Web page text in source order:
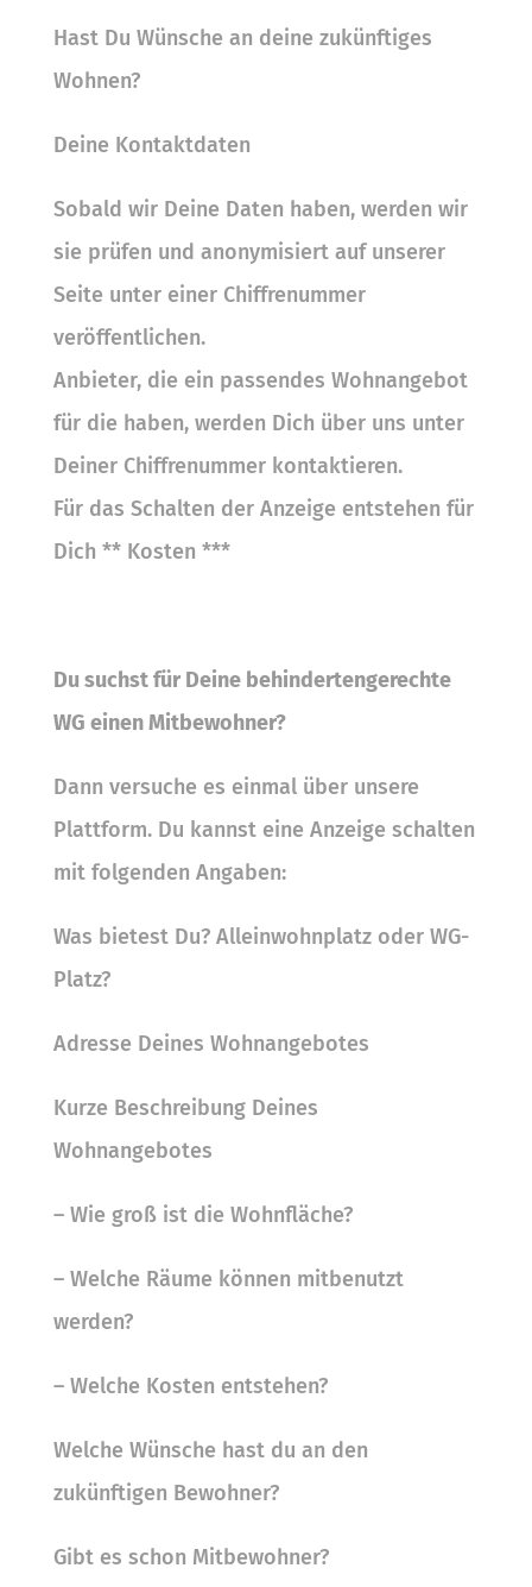
Hast Du Wünsche an deine zukünftiges
Wohnen?
Deine Kontaktdaten
Sobald wir Deine Daten haben, werden wir
sie prüfen und anonymisiert auf unserer
Seite unter einer Chiffrenummer
veröffentlichen.
Anbieter, die ein passendes Wohnangebot
für die haben, werden Dich über uns unter
Deiner Chiffrenummer kontaktieren.
Für das Schalten der Anzeige entstehen für
Dich ** Kosten ***
Du suchst für Deine behindertengerechte
WG einen Mitbewohner?
Dann versuche es einmal über unsere
Plattform. Du kannst eine Anzeige schalten
mit folgenden Angaben:
Was bietest Du? Alleinwohnplatz oder WG-
Platz?
Adresse Deines Wohnangebotes
Kurze Beschreibung Deines
Wohnangebotes
– Wie groß ist die Wohnfläche?
– Welche Räume können mitbenutzt
werden?
– Welche Kosten entstehen?
Welche Wünsche hast du an den
zukünftigen Bewohner?
Gibt es schon Mitbewohner?